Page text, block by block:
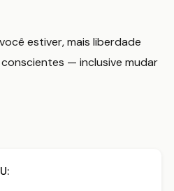
estiver, mais liberdade
— inclusive mudar